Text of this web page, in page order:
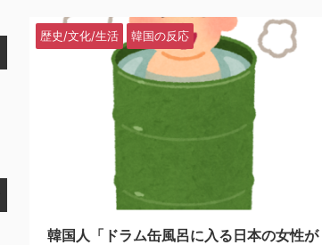
歴史/文化/生活 韓国の反応
韓国人「ドラム缶風呂に入る日本の女性が